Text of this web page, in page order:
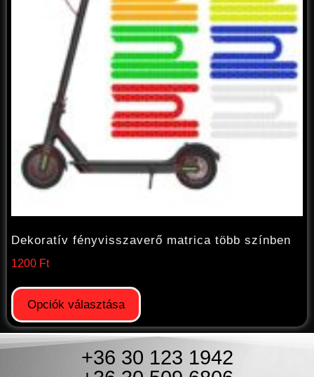
Dekoratív fényvisszaverő matrica több színben
1200 Ft
Opciók választása
+36 30 123 1942